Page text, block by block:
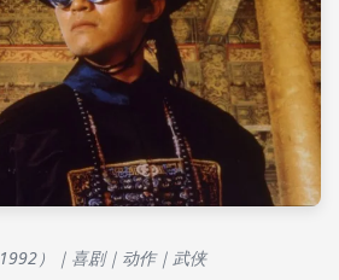
）｜喜剧｜动作｜武侠